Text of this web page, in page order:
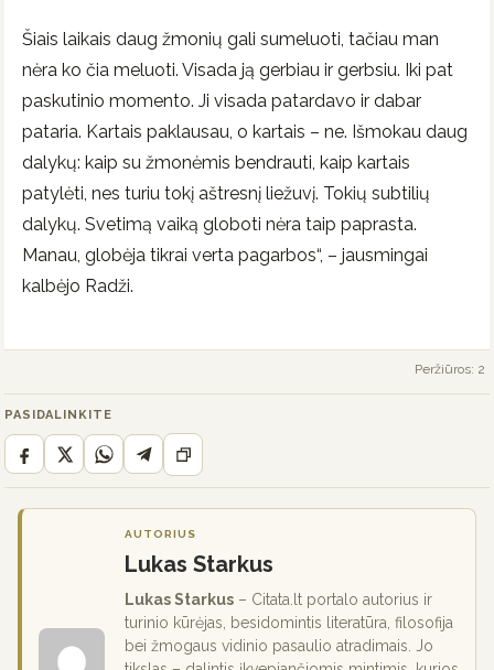
Šiais laikais daug žmonių gali sumeluoti, tačiau man
nėra ko čia meluoti. Visada ją gerbiau ir gerbsiu. Iki pat
paskutinio momento. Ji visada patardavo ir dabar
pataria. Kartais paklausau, o kartais – ne. Išmokau daug
dalykų: kaip su žmonėmis bendrauti, kaip kartais
patylėti, nes turiu tokį aštresnį liežuvį. Tokių subtilių
dalykų. Svetimą vaiką globoti nėra taip paprasta.
Manau, globėja tikrai verta pagarbos“, – jausmingai
kalbėjo Radži.
Peržiūros: 2
PASIDALINKITE
AUTORIUS
Lukas Starkus
Lukas Starkus – Citata.lt portalo autorius ir
turinio kūrėjas, besidomintis literatūra, filosofija
bei žmogaus vidinio pasaulio atradimais. Jo